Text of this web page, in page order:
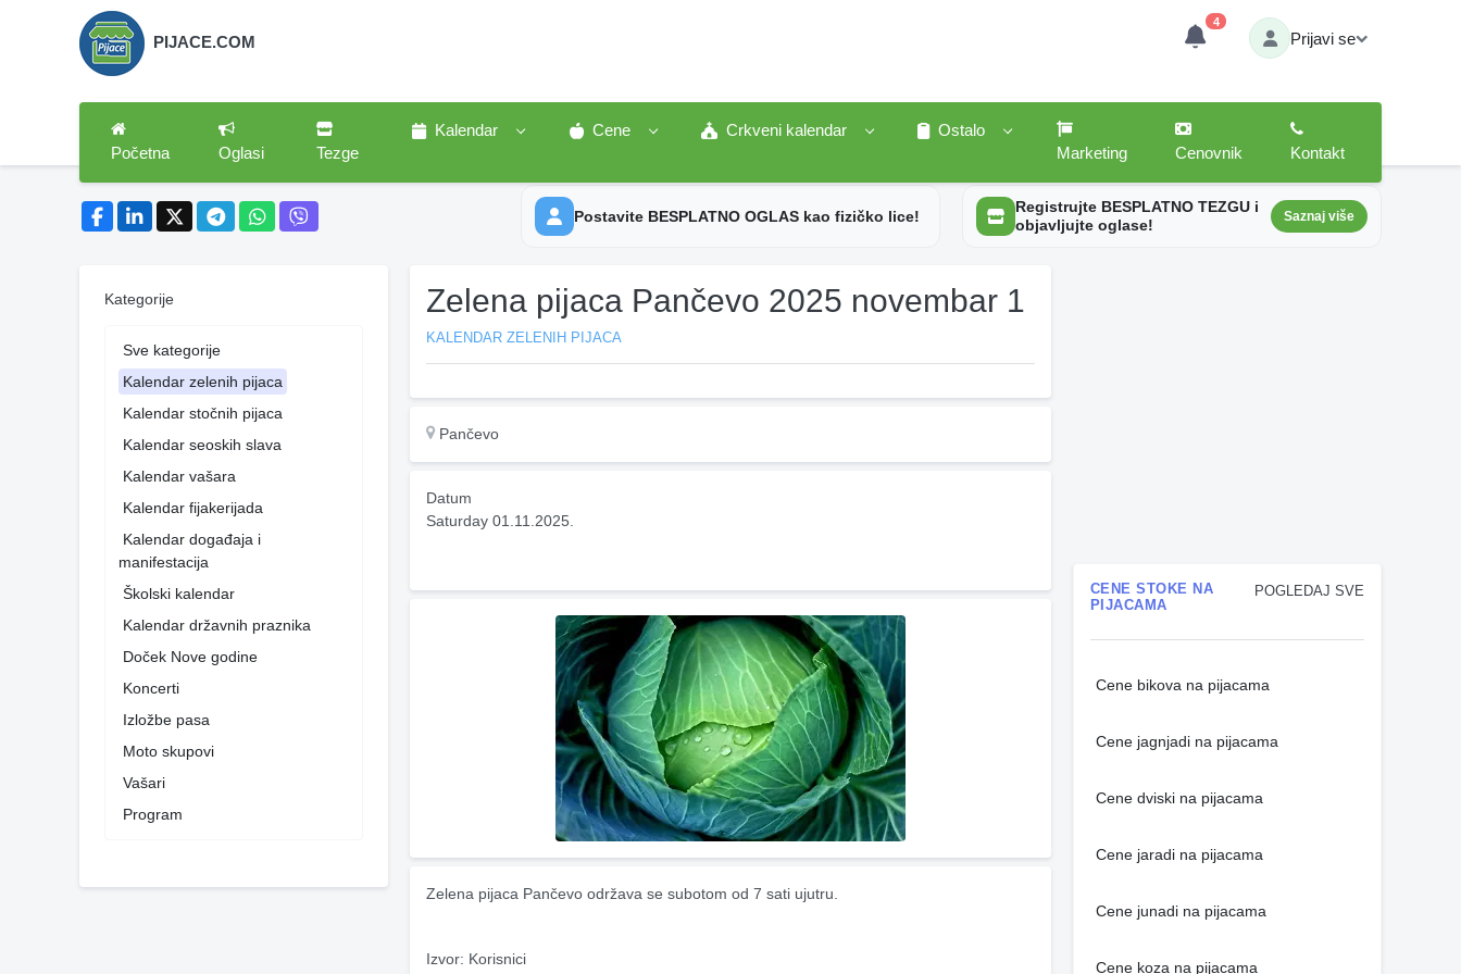
PIJACE.COM
4
Prijavi se
Početna Oglasi Tezge
Kalendar Cene Crkveni kalendar
Ostalo
Marketing
Cenovnik Kontakt
Postavite BESPLATNO OGLAS kao fizičko lice!
Registrujte BESPLATNO TEZGU i
objavljujte oglase!
Saznaj više
Kategorije
Sve kategorije
Kalendar zelenih pijaca
Kalendar stočnih pijaca
Kalendar seoskih slava
Kalendar vašara
Kalendar fijakerijada
Kalendar događaja i
manifestacija
Školski kalendar
Kalendar državnih praznika
Doček Nove godine
Koncerti
Izložbe pasa
Moto skupovi
Vašari
Program
Zelena pijaca Pančevo 2025 novembar 1
KALENDAR ZELENIH PIJACA
Pančevo
Datum
Saturday 01.11.2025.
Zelena pijaca Pančevo održava se subotom od 7 sati ujutru.
Izvor: Korisnici
POGLEDAJ SVE
CENE STOKE NA
PIJACAMA
Cene bikova na pijacama
Cene jagnjadi na pijacama
Cene dviski na pijacama
Cene jaradi na pijacama
Cene junadi na pijacama
Cene koza na pijacama